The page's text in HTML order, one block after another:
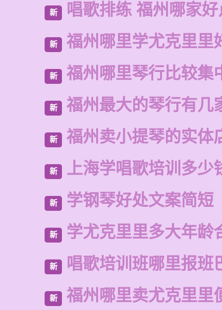
新 唱歌排练 福州哪家好
新 福州哪里学尤克里里
新 福州哪里琴行比较集
新 福州最大的琴行有几
新 福州卖小提琴的实体
新 上海学唱歌培训多少
新 学钢琴好处文案简短
新 学尤克里里多大年龄
新 唱歌培训班哪里报班
新 福州哪里卖尤克里里